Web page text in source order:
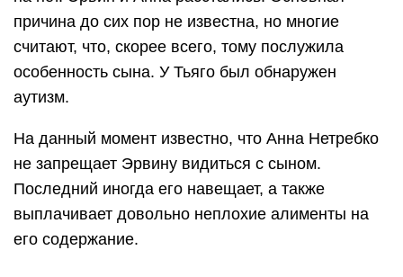
причина до сих пор не известна, но многие
считают, что, скорее всего, тому послужила
особенность сына. У Тьяго был обнаружен
аутизм.
На данный момент известно, что Анна Нетребко
не запрещает Эрвину видиться с сыном.
Последний иногда его навещает, а также
выплачивает довольно неплохие алименты на
его содержание.